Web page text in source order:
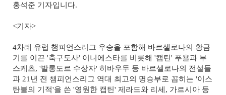
홍석준 기자입니다.
<기자>
4차례 유럽 챔피언스리그 우승을 포함해 바르셀로나의 황금
기를 이끈 '축구도사' 이니에스타를 비롯해 '캡틴' 푸욜과 부
스케츠, '발롱도르 수상자' 히바우두 등 바르셀로나의 전설들
과 21년 전 챔피언스리그 역대 최고의 명승부로 꼽히는 '이스
탄불의 기적'을 쓴 '영원한 캡틴' 제라드와 리세, 가르시아 등